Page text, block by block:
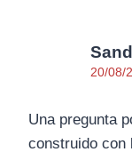
20/08/
Una pregunta
construido con